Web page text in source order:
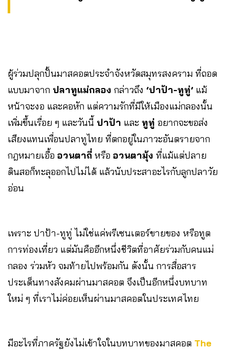
ผู้ร่วมปลุกปั้นมาสคอตประจำจังหวัดสมุทรสงคราม ที่ถอด
แบบมาจาก ปลาทูแม่กลอง กล่าวถึง ‘ปาป้า-ทูทู่’ แม้
หน้าจะงอ และคอหัก แต่ความรักที่มีให้เมืองแม่กลองนั้น
เพิ่มขึ้นเรื่อย ๆ และวันนี้ ปาป้า และ ทูทู่ อยากจะขอส่ง
เสียงแทนเพื่อนปลาทูไทย ที่ตกอยู่ในภาวะอันตรายจาก
กฎหมายเอื้อ อวนตาถี่ หรือ อวนตามุ้ง ที่แม้แต่ปลาย
ดินสอก็ทะลุออกไปไม่ได้ แล้วนับประสาอะไรกับลูกปลาวัย
อ่อน
เพราะ ปาป้า-ทูทู่ ไม่ใช่แค่พรีเซนเตอร์ขายของ หรือทูต
การท่องเที่ยว แต่มันคืออีกหนึ่งชีวิตที่อาศัยร่วมกับคนแม่
กลอง ร่วมหัว จมท้ายไปพร้อมกัน ดังนั้น การสื่อสาร
ประเด็นทางสังคมผ่านมาสคอต จึงเป็นอีกหนึ่งบทบาท
ใหม่ ๆ ที่เราไม่ค่อยเห็นผ่านมาสคอตในประเทศไทย
มีอะไรที่ภาครัฐยังไม่เข้าใจในบทบาทของมาสคอต The